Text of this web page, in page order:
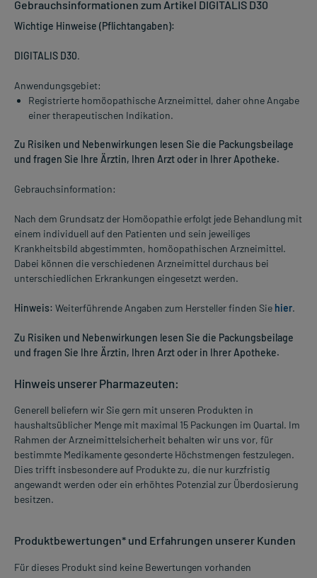
Gebrauchsinformationen zum Artikel DIGITALIS D30
Wichtige Hinweise (Pflichtangaben):
DIGITALIS D30.
Anwendungsgebiet:
Registrierte homöopathische Arzneimittel, daher ohne Angabe
einer therapeutischen Indikation.
Zu Risiken und Nebenwirkungen lesen Sie die Packungsbeilage
und fragen Sie Ihre Ärztin, Ihren Arzt oder in Ihrer Apotheke.
Gebrauchsinformation:
Nach dem Grundsatz der Homöopathie erfolgt jede Behandlung mit
einem individuell auf den Patienten und sein jeweiliges
Krankheitsbild abgestimmten, homöopathischen Arzneimittel.
Dabei können die verschiedenen Arzneimittel durchaus bei
unterschiedlichen Erkrankungen eingesetzt werden.
Hinweis: Weiterführende Angaben zum Hersteller finden Sie hier.
Zu Risiken und Nebenwirkungen lesen Sie die Packungsbeilage
und fragen Sie Ihre Ärztin, Ihren Arzt oder in Ihrer Apotheke.
Hinweis unserer Pharmazeuten:
Generell beliefern wir Sie gern mit unseren Produkten in
haushaltsüblicher Menge mit maximal 15 Packungen im Quartal. Im
Rahmen der Arzneimittelsicherheit behalten wir uns vor, für
bestimmte Medikamente gesonderte Höchstmengen festzulegen.
Dies trifft insbesondere auf Produkte zu, die nur kurzfristig
angewandt werden oder ein erhöhtes Potenzial zur Überdosierung
besitzen.
Produktbewertungen* und Erfahrungen unserer Kunden
Für dieses Produkt sind keine Bewertungen vorhanden